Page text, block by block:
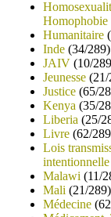
Homophobie
Humanitaire
Inde (34/289)
JAIV (10/
Jeunesse
Justice (65/
Kenya (35/
Liberia (25/
Livre (62/
Lois
intentionnelle
Malawi (11/
Mali (21/289)
Médecine